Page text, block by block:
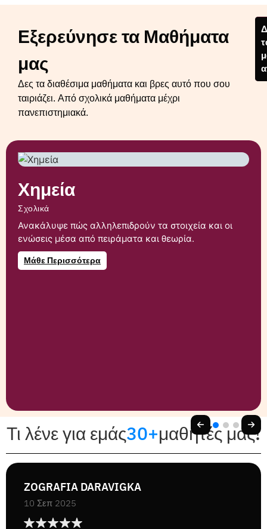
Εξερεύνησε τα Μαθήματα
μας
Δες τα διαθέσιμα μαθήματα και βρες αυτό που σου
ταιριάζει. Από σχολικά μαθήματα μέχρι
πανεπιστημιακά.
Χημεία
Σχολικά
Ανακάλυψε πώς αλληλεπιδρούν τα στοιχεία και οι
ενώσεις μέσα από πειράματα και θεωρία.
Μάθε Περισσότερα
Τι λένε για εμάς30+μαθητές μας!
ZOGRAFIA DARAVIGKA
10 Σεπ 2025